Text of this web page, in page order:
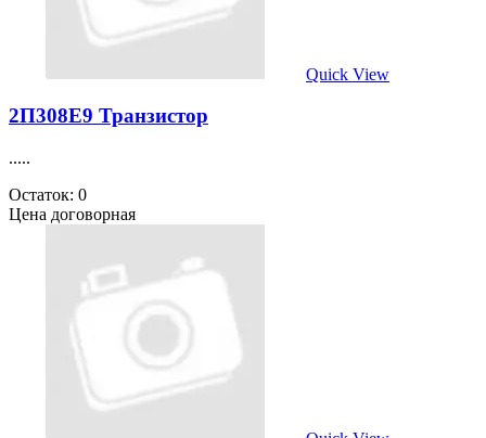
Quick View
2П308Е9 Транзистор
.....
Остаток: 0
Цена договорная